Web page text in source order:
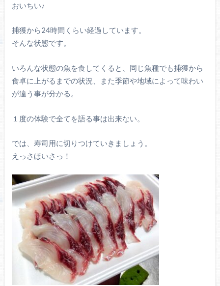
おいちい♪
捕獲から24時間くらい経過しています。
そんな状態です。
いろんな状態の魚を食してくると、同じ魚種でも捕獲から
食卓に上がるまでの状況、また季節や地域によって味わい
が違う事が分かる。
１度の体験で全てを語る事は出来ない。
では、寿司用に切りつけていきましょう。
えっさほいさっ！